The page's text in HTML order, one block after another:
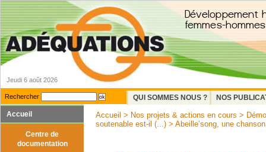
Jeudi 6 août 2026
Rechercher QUI SOMMES NOUS ?
NOS
Accueil
Centre de
documentation
Accueil > Nos projets & actions en cours >
soutenable est-il (...) > Abeille’song, une